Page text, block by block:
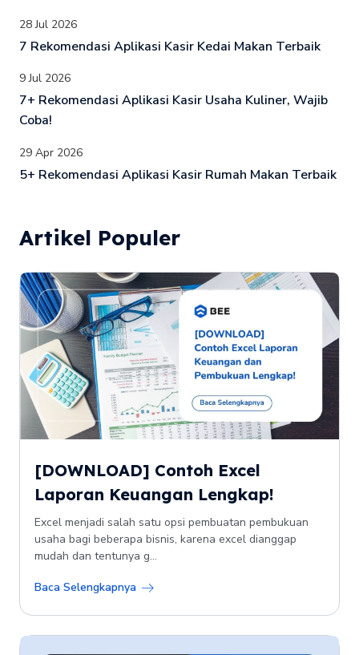
28 Jul 2026
7 Rekomendasi Aplikasi Kasir Kedai Makan Terbaik
9 Jul 2026
7+ Rekomendasi Aplikasi Kasir Usaha Kuliner, Wajib
Coba!
29 Apr 2026
5+ Rekomendasi Aplikasi Kasir Rumah Makan Terbaik
Artikel Populer
[DOWNLOAD] Contoh Excel
Laporan Keuangan Lengkap!
Excel menjadi salah satu opsi pembuatan pembukuan
usaha bagi beberapa bisnis, karena excel dianggap
mudah dan tentunya g...
Baca Selengkapnya